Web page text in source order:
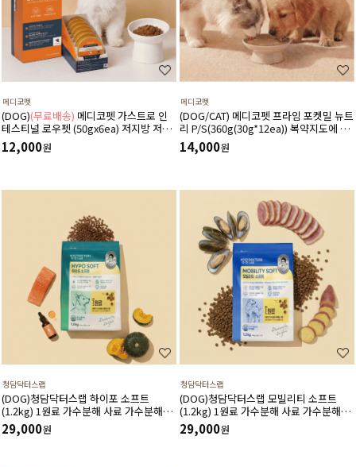
메디코펫
(DOG)(무료배송) 메디코펫 가스트로 인
테스티널 로우펫 (50gx6ea) 저지방 저단
백 췌장염 고지혈증에 도움 주는 처방 습
식 캔 보조식
12,000원
메디코펫
(DOG/CAT) 메디코펫 프라임 포켓밀 뉴트
리 P/S(360g(30g*12ea)) 복약지도에 도
움주는 가수분해 오리 처방캔
14,000원
청담닥터스랩
(DOG)청담닥터스랩 하이포 소프트
(1.2kg) 1원료 가수분해 사료 가수분해연
어 피부와 피모건강에 도움 장건강 긴장완
화 부드러운식감
29,000원
청담닥터스랩
(DOG)청담닥터스랩 모빌리티 소프트
(1.2kg) 1원료 가수분해 사료 가수분해오
리 관절건강 장건강 긴장완화 부드러운식
감
29,000원